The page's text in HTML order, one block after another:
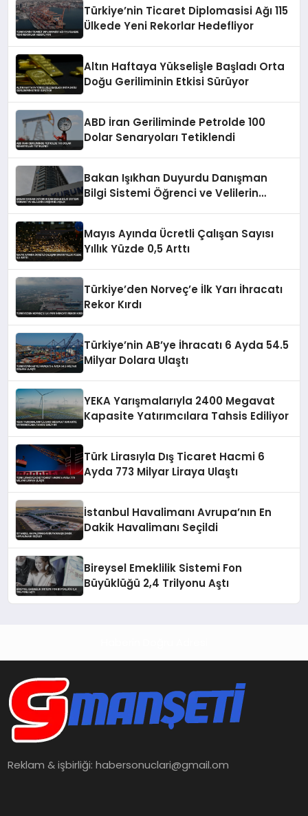
Türkiye’nin Ticaret Diplomasisi Ağı 115
Ülkede Yeni Rekorlar Hedefliyor
Altın Haftaya Yükselişle Başladı Orta
Doğu Geriliminin Etkisi Sürüyor
ABD İran Geriliminde Petrolde 100
Dolar Senaryoları Tetiklendi
Bakan Işıkhan Duyurdu Danışman
Bilgi Sistemi Öğrenci ve Velilerin
Mayıs Ayında Ücretli Çalışan Sayısı
Yıllık Yüzde 0,5 Arttı
Türkiye’den Norveç’e İlk Yarı İhracatı
Rekor Kırdı
Türkiye’nin AB’ye İhracatı 6 Ayda 54.5
Milyar Dolara Ulaştı
YEKA Yarışmalarıyla 2400 Megavat
Kapasite Yatırımcılara Tahsis Ediliyor
Türk Lirasıyla Dış Ticaret Hacmi 6
Ayda 773 Milyar Liraya Ulaştı
İstanbul Havalimanı Avrupa’nın En
Dakik Havalimanı Seçildi
Bireysel Emeklilik Sistemi Fon
Büyüklüğü 2,4 Trilyonu Aştı
Reklam & işbirliği:habersonuclari@gmail.om